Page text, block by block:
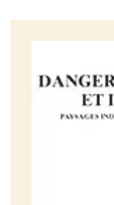
Le sommaire
Haha, Pressions
(1800-1820)
Les paysages